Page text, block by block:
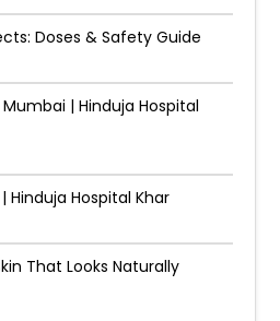
Doses & Safety Guide
| Hinduja Hospital
Hinduja Hospital Khar
That Looks Naturally